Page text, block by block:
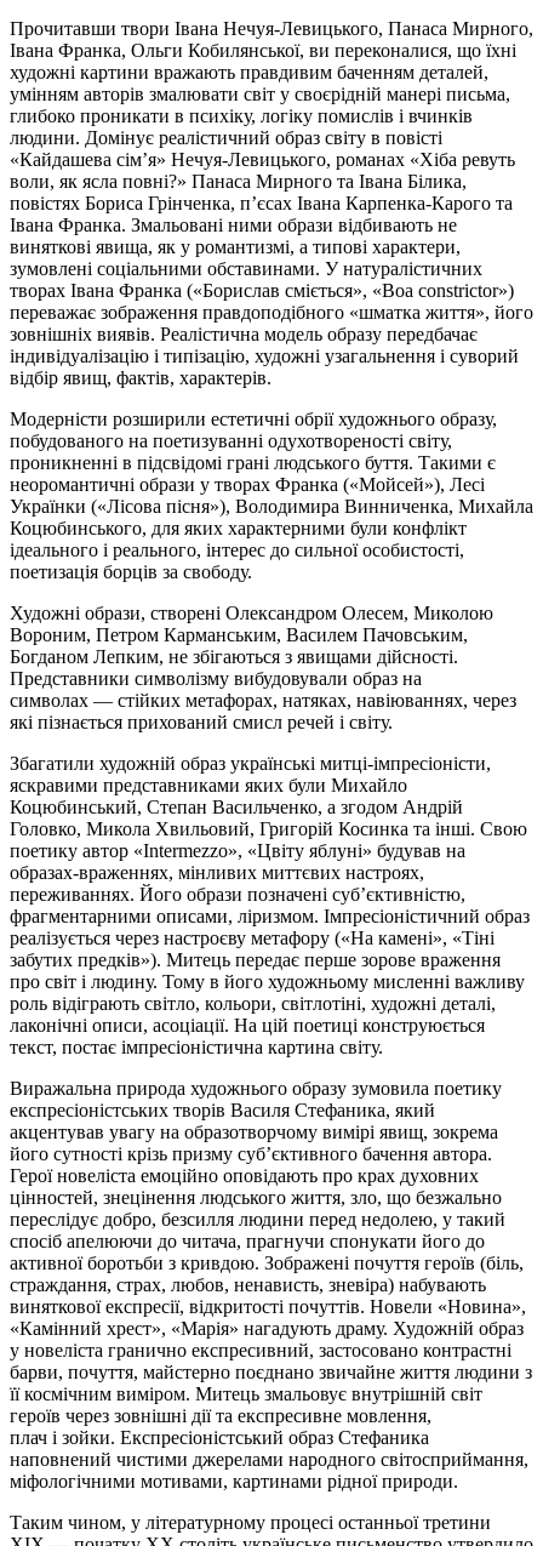
Прочитавши твори Івана Нечуя-Левицького, Панаса Мирного,
Івана Франка, Ольги Кобилянської, ви переконалися, що їхні
художні картини вражають правдивим баченням деталей,
умінням авторів змалювати світ у своєрідній манері письма,
глибоко проникати в психіку, логіку помислів і вчинків
людини. Домінує реалістичний образ світу в повісті
«Кайдашева сім’я» Нечуя-Левицького, романах «Хіба ревуть
воли, як ясла повні?» Панаса Мирного та Івана Білика,
повістях Бориса Грінченка, п’єсах Івана Карпенка-Карого та
Івана Франка. Змальовані ними образи відбивають не
виняткові явища, як у романтизмі, а типові характери,
зумовлені соціальними обставинами. У натуралістичних
творах Івана Франка («Борислав сміється», «Boa constrictor»)
переважає зображення правдоподібного «шматка життя», його
зовнішніх виявів. Реалістична модель образу передбачає
індивідуалізацію і типізацію, художні узагальнення і суворий
відбір явищ, фактів, характерів.
Модерністи розширили естетичні обрії художнього образу,
побудованого на поетизуванні одухотвореності світу,
проникненні в підсвідомі грані людського буття. Такими є
неоромантичні образи у творах Франка («Мойсей»), Лесі
Українки («Лісова пісня»), Володимира Винниченка, Михайла
Коцюбинського, для яких характерними були конфлікт
ідеального і реального, інтерес до сильної особистості,
поетизація борців за свободу.
Художні образи, створені Олександром Олесем, Миколою
Вороним, Петром Карманським, Василем Пачовським,
Богданом Лепким, не збігаються з явищами дійсності.
Представники символізму вибудовували образ на
символах — стійких метафорах, натяках, навіюваннях, через
які пізнається прихований смисл речей і світу.
Збагатили художній образ українські митці-імпресіоністи,
яскравими представниками яких були Михайло
Коцюбинський, Степан Васильченко, а згодом Андрій
Головко, Микола Хвильовий, Григорій Косинка та інші. Свою
поетику автор «Intermezzo», «Цвіту яблуні» будував на
образах-враженнях, мінливих миттєвих настроях,
переживаннях. Його образи позначені суб’єктивністю,
фрагментарними описами, ліризмом. Імпресіоністичний образ
реалізується через настроєву метафору («На камені», «Тіні
забутих предків»). Митець передає перше зорове враження
про світ і людину. Тому в його художньому мисленні важливу
роль відіграють світло, кольори, світлотіні, художні деталі,
лаконічні описи, асоціації. На цій поетиці конструюється
текст, постає імпресіоністична картина світу.
Виражальна природа художнього образу зумовила поетику
експресіоністських творів Василя Стефаника, який
акцентував увагу на образотворчому вимірі явищ, зокрема
його сутності крізь призму суб’єктивного бачення автора.
Герої новеліста емоційно оповідають про крах духовних
цінностей, знецінення людського життя, зло, що безжально
переслідує добро, безсилля людини перед недолею, у такий
спосіб апелюючи до читача, прагнучи спонукати його до
активної боротьби з кривдою. Зображені почуття героїв (біль,
страждання, страх, любов, ненависть, зневіра) набувають
виняткової експресії, відкритості почуттів. Новели «Новина»,
«Камінний хрест», «Марія» нагадують драму. Художній образ
у новеліста гранично експресивний, застосовано контрастні
барви, почуття, майстерно поєднано звичайне життя людини з
її космічним виміром. Митець змальовує внутрішній світ
героїв через зовнішні дії та експресивне мовлення,
плач і зойки. Експресіоністський образ Стефаника
наповнений чистими джерелами народного світосприймання,
міфологічними мотивами, картинами рідної природи.
Таким чином, у літературному процесі останньої третини